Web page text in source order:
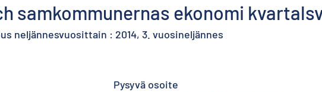
samkommunernas ekonomi
neljännesvuosittain : 2014, 3. vuosineljännes
Pysyvä osoite